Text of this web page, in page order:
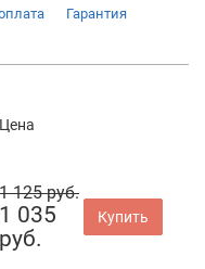
Гарантия
Цена
1 125 руб.
1 035
руб.
Купить